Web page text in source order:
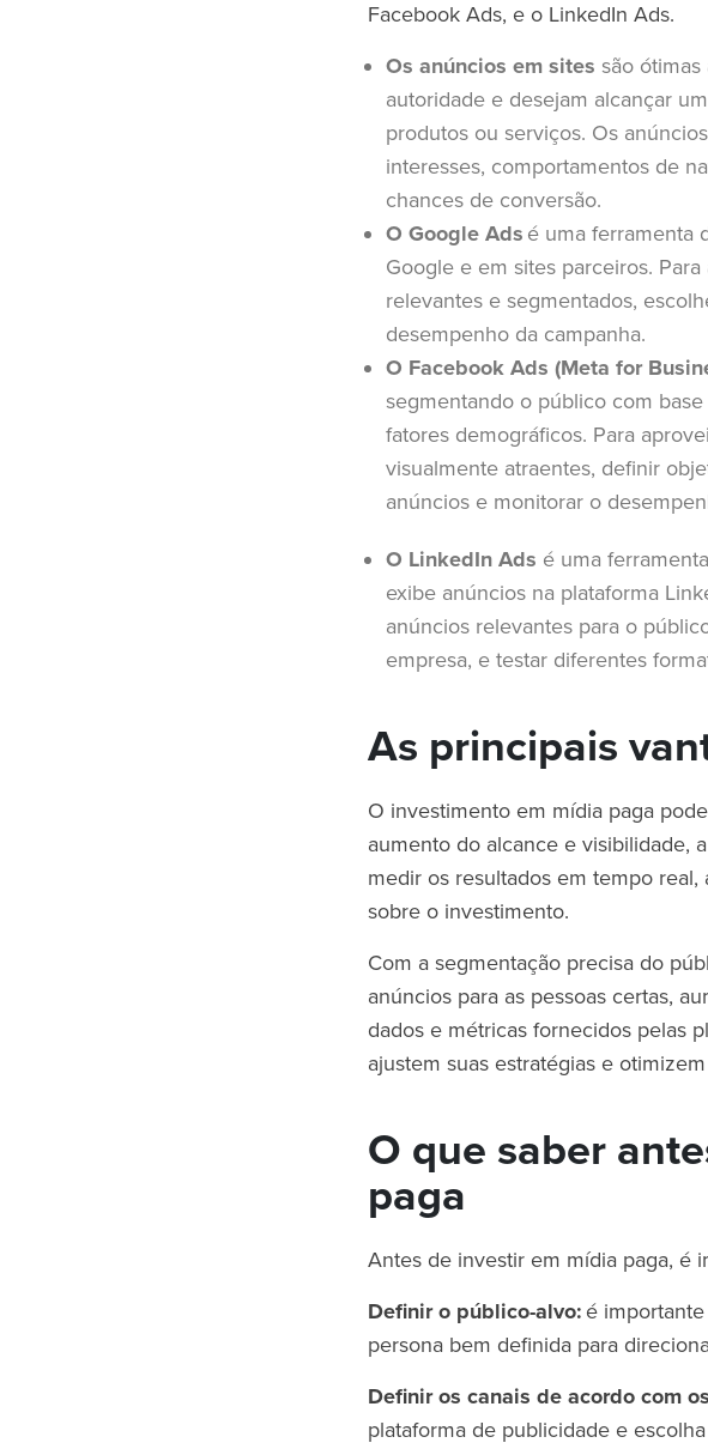
Facebook Ads, e o LinkedIn Ads.
Os anúncios em sites são
autoridade e desejam alcançar
produtos ou serviços. Os
interesses, comportamentos de
chances de conversão.
O Google Ads é uma ferramenta
Google e em sites parceiros.
relevantes e segmentados,
desempenho da campanha.
O Facebook Ads (Meta for
segmentando o público com
fatores demográficos. Para
visualmente atraentes, definir
anúncios e monitorar o
O LinkedIn Ads é uma
exibe anúncios na plataforma
anúncios relevantes para o
empresa, e testar diferentes
As principais
O investimento em mídia paga
aumento do alcance e visibilidade,
medir os resultados em tempo
sobre o investimento.
Com a segmentação precisa do
anúncios para as pessoas certas,
dados e métricas fornecidos pelas
ajustem suas estratégias e
O que saber
paga
Antes de investir em mídia paga, é
Definir o público-alvo: é
persona bem definida para
Definir os canais de acordo com
plataforma de publicidade e